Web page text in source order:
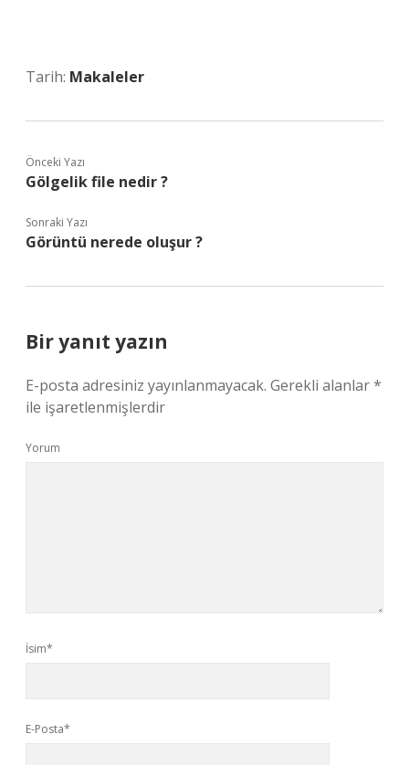
Tarih: Makaleler
Önceki Yazı
Gölgelik file nedir ?
Sonraki Yazı
Görüntü nerede oluşur ?
Bir yanıt yazın
E-posta adresiniz yayınlanmayacak. Gerekli alanlar*
ile işaretlenmişlerdir
Yorum
İsim*
E-Posta*